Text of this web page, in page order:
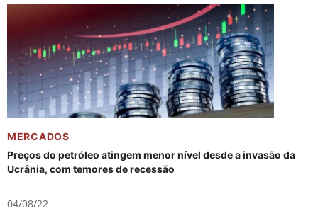
MERCADOS
Preços do petróleo atingem menor nível desde a invasão da
Ucrânia, com temores de recessão
04/08/22